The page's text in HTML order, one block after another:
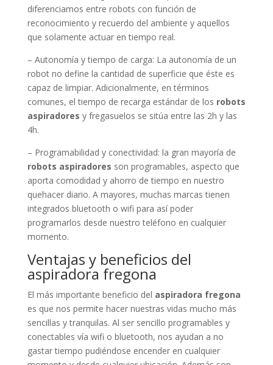
diferenciamos entre robots con función de
reconocimiento y recuerdo del ambiente y aquellos
que solamente actuar en tiempo real.
– Autonomía y tiempo de carga: La autonomía de un
robot no define la cantidad de superficie que éste es
capaz de limpiar. Adicionalmente, en términos
comunes, el tiempo de recarga estándar de los robots
aspiradores y fregasuelos se sitúa entre las 2h y las
4h.
– Programabilidad y conectividad: la gran mayoría de
robots aspiradores son programables, aspecto que
aporta comodidad y ahorro de tiempo en nuestro
quehacer diario. A mayores, muchas marcas tienen
integrados bluetooth o wifi para así poder
programarlos desde nuestro teléfono en cualquier
momento.
Ventajas y beneficios del
aspiradora fregona
El más importante beneficio del aspiradora fregona
es que nos permite hacer nuestras vidas mucho más
sencillas y tranquilas. Al ser sencillo programables y
conectables vía wifi o bluetooth, nos ayudan a no
gastar tiempo pudiéndose encender en cualquier